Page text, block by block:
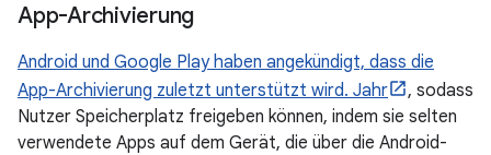
App-Archivierung
Android und Google Play haben angekündigt, dass die
App-Archivierung zuletzt unterstützt wird. Jahr
, sodass
Nutzer Speicherplatz freigeben können, indem sie selten
verwendete Apps auf dem Gerät, die über die Android-